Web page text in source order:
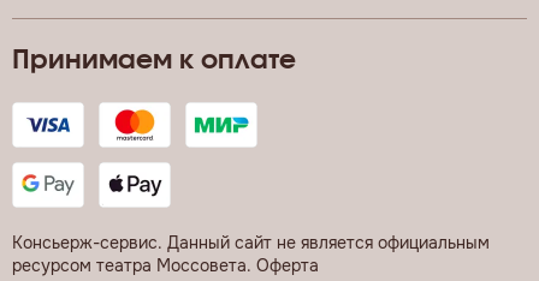
Принимаем к оплате
Консьерж-сервис. Данный сайт не является официальным
ресурсом театра Моссовета. Оферта